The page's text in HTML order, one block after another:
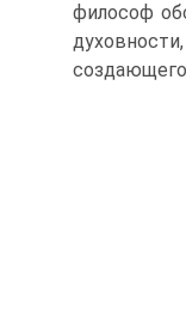
философ
создающего